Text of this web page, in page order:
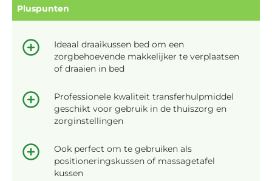
Pluspunten
Ideaal draaikussen bed om een
zorgbehoevende makkelijker te verplaatsen
of draaien in bed
Professionele kwaliteit transferhulpmiddel
geschikt voor gebruik in de thuiszorg en
zorginstellingen
Ook perfect om te gebruiken als
positioneringskussen of massagetafel
kussen